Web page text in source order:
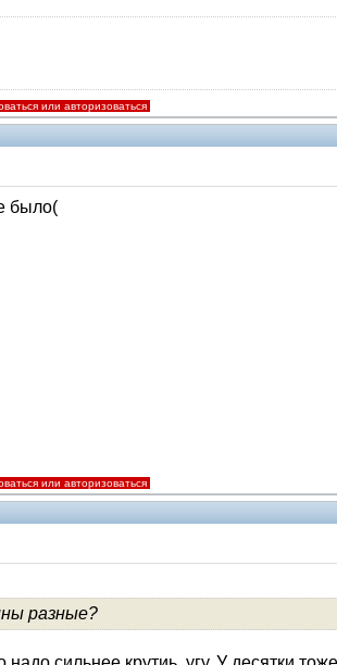
или авторизоваться
было(
или авторизоваться
разные?